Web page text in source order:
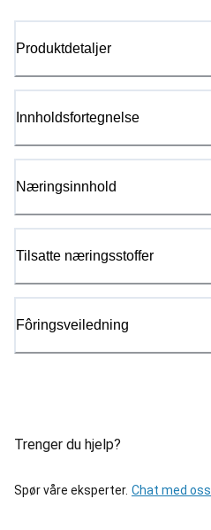
Produktdetaljer
Innholdsfortegnelse
Næringsinnhold
Tilsatte næringsstoffer
Fôringsveiledning
Trenger du hjelp?
Spør våre eksperter. Chat med oss